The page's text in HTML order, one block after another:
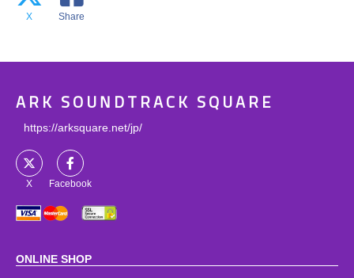
X Share
ARK SOUNDTRACK SQUARE
https://arksquare.net/jp/
X Facebook
ONLINE SHOP